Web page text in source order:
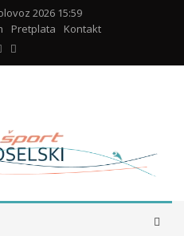
2026 15:59
Pretplata Kontakt